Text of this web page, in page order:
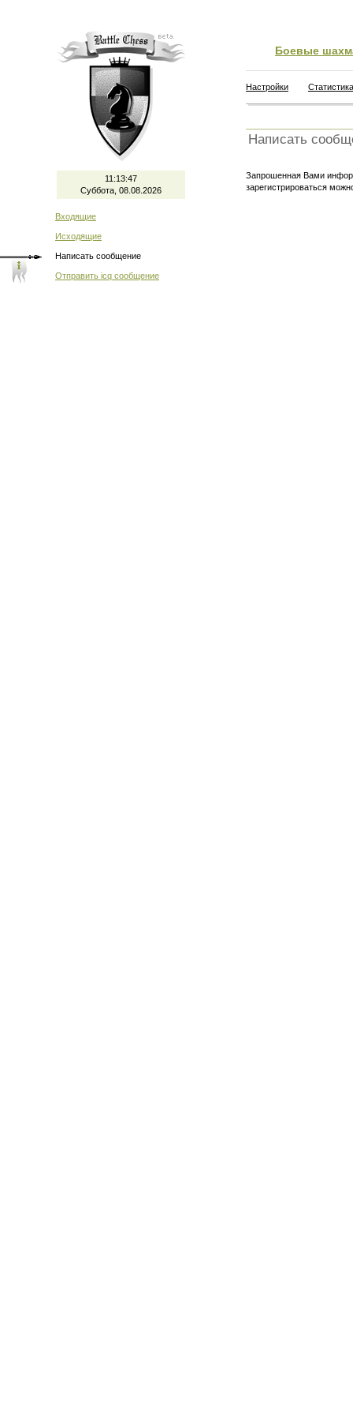
11:13:48
Суббота, 08.08.2026
Входящие
Исходящие
Написать сообщение
Отправить icq сообщение
Боевые
Настройки Статистика
Написать
Запрошенная Вами
зарегистрироваться